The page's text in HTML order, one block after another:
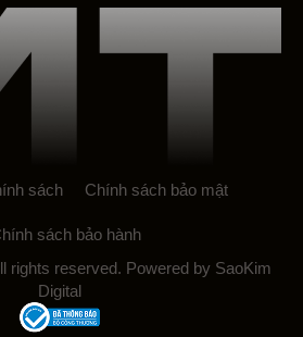
rights reserved. Powered by SaoKim
Digital
sách Chính sách bảo mật
sách bảo hành